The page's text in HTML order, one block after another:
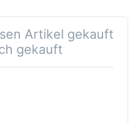
Artikel gekauft
gekauft